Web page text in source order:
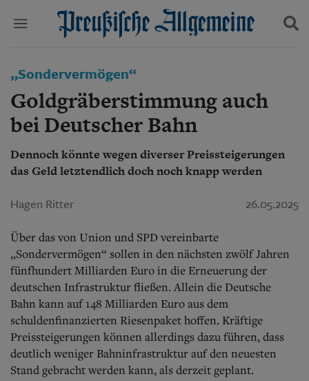
Start
Wer wir sind
Aktuelle Ausgabe
Abonnenten-Login
Abonnent werden
Abo Prämien
Archiv
Wirtschaft
Panorama
Gesellschaft
Leben
Geschichte
Ostpreußen
Danzig und Westpreußen
Bücher
Suchen und finden
„Sondervermögen“
Goldgräberstimmung auch
bei Deutscher Bahn
Dennoch könnte wegen diverser Preissteigerungen
das Geld letztendlich doch noch knapp werden
Hagen Ritter 26.05.2025
Über das von Union und SPD vereinbarte
„Sondervermögen“ sollen in den nächsten zwölf Jahren
fünfhundert Milliarden Euro in die Erneuerung der
deutschen Infrastruktur fließen. Allein die Deutsche
Bahn kann auf 148 Milliarden Euro aus dem
schuldenfinanzierten Riesenpaket hoffen. Kräftige
Preissteigerungen können allerdings dazu führen, dass
deutlich weniger Bahninfrastruktur auf den neuesten
Stand gebracht werden kann, als derzeit geplant.